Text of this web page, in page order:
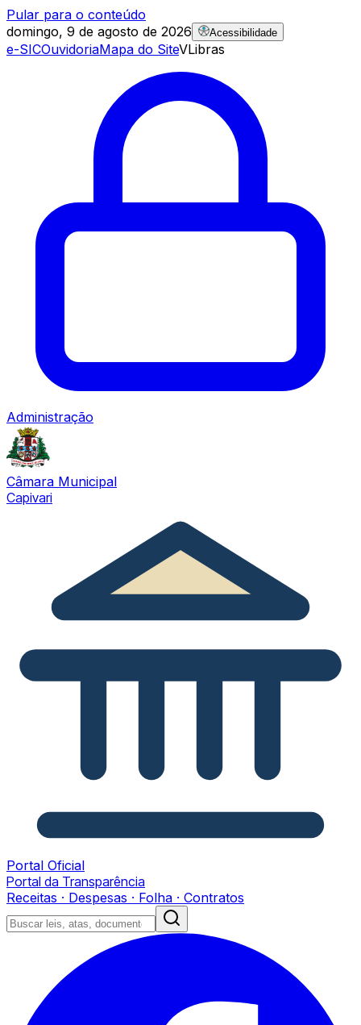
Pular para o conteúdo
domingo, 9 de agosto de 2026
Acessibilidade
e-SICOuvidoriaMapa do SiteVLibras
Administração
Câmara Municipal
Capivari
Portal Oficial
Portal da Transparência
Receitas · Despesas · Folha · Contratos